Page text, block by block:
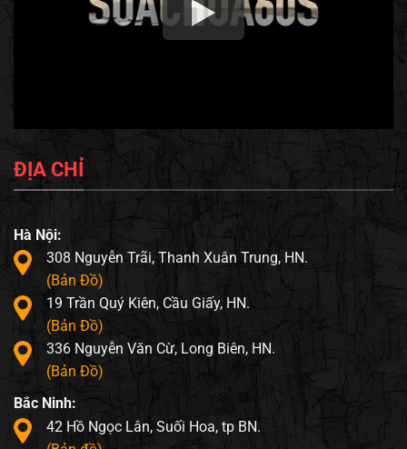
ĐỊA CHỈ
Hà Nội:
308 Nguyễn Trãi, Thanh Xuân Trung, HN.
(Bản Đồ)
19 Trần Quý Kiên, Cầu Giấy, HN.
(Bản Đồ)
336 Nguyễn Văn Cừ, Long Biên, HN.
(Bản Đồ)
Bắc Ninh:
42 Hồ Ngọc Lân, Suối Hoa, tp BN.